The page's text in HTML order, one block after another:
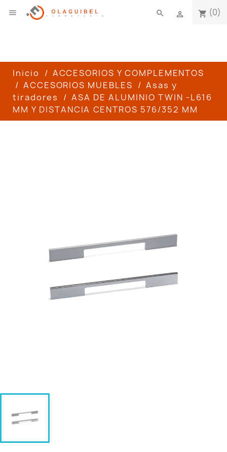
 shopping_cart (0)

search
Inicio
ACCESORIOS Y COMPLEMENTOS
ACCESORIOS MUEBLES
Asas y
tiradores
ASA DE ALUMINIO TWIN -L616
MM Y DISTANCIA CENTROS 576/352 MM